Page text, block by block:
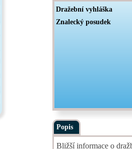
Dražební vyhláška
Znalecký posudek
Popis
Bližší informace o